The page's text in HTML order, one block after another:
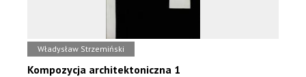
Władysław Strzemiński
Kompozycja architektoniczna 1